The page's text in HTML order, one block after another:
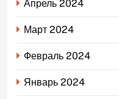
Апрель 2024
Март 2024
Февраль 2024
Январь 2024